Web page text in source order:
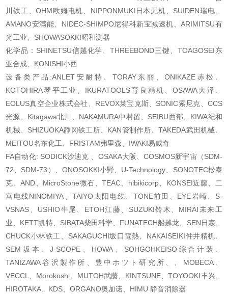
川铁工、OHM欧姆电机、NIPPONMUKI日本无机、SUIDEN瑞电、
AMANO安满能、NIDEC-SHIMPO尼得科新宝减速机、ARIMITSU有
光工业、SHOWASOKKI昭和测器
化学品：SHINETSU信越化学、THREEBOND三键、TOAGOSEI东
亚合成、KONISHI小西
设备类产品:ANLET安耐特、TORAY东丽、ONIKAZE赤松、
KOTOHIRA琴平工业、IKURATOOLS育良精机、OSAWA大泽、
EOLUS真空企业株式会社、REVOX莱宝克斯、SONIC索尼克、CCS
光源、Kitagawa北川、NAKAMURA中村留、SEIBU西部、KIWA纪和
机械、SHIZUOKA静冈铁工所、KAN管制作所、TAKEDA武田机械、
MEITOU名东化工、FRISTAM弗里森、IWAKI易威奇
FA自动化: SODICK沙迪克 、OSAKA大阪、COSMOS新宇宙（SDM-
72、SDM-73）、ONOSOKKI小野、U-Technology、SONOTEC松泰
克、AND、MicroStone微石、TEAC、hibikicorp、KONSEI近藤、二
宫电线NINOMIYA、TAIYO太阳电线、TONE前田、EYE岩崎、S-
VSNAS、USHIO牛尾、ETOH江藤、SUZUKI铃木、MIRAI未来工
业、KETT凯特、SIBATA柴田科学、FUNATECH船越龙、SEN日森、
CHUCK小林铁工、SAKAGUCHI坂口電熱、NAKAISEIKI仲井精机、
SEM坂本、J-SCOPE、HOWA、SOHGOHKEISO综合计装、
TANIZAWA谷沢製作所、豊中ホツト研究所、、MOBECA、
VECCL、Morokoshi、MUTOH武藤、KINTSUNE、TOYOOKI丰兴、
HIROTAKA、KDS、ORGANO奥加诺、HIMU 静音消除器